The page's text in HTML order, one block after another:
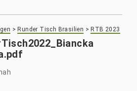
> Runder Tisch Brasilien > RTB 2023